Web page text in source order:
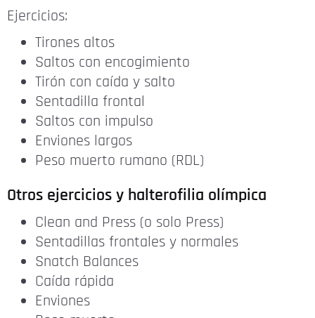
Ejercicios:
Tirones altos
Saltos con encogimiento
Tirón con caída y salto
Sentadilla frontal
Saltos con impulso
Enviones largos
Peso muerto rumano (RDL)
Otros ejercicios y halterofilia olímpica
Clean and Press (o solo Press)
Sentadillas frontales y normales
Snatch Balances
Caída rápida
Enviones